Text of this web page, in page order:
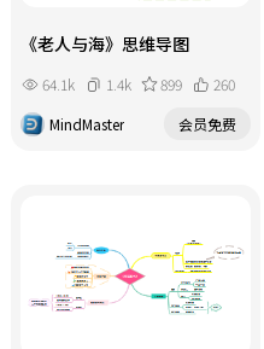
《老人与海》思维导图
64.1k 1.4k 899
260
MindMaster
会员免费